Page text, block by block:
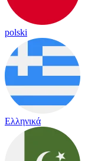
polski
Ελληνικά